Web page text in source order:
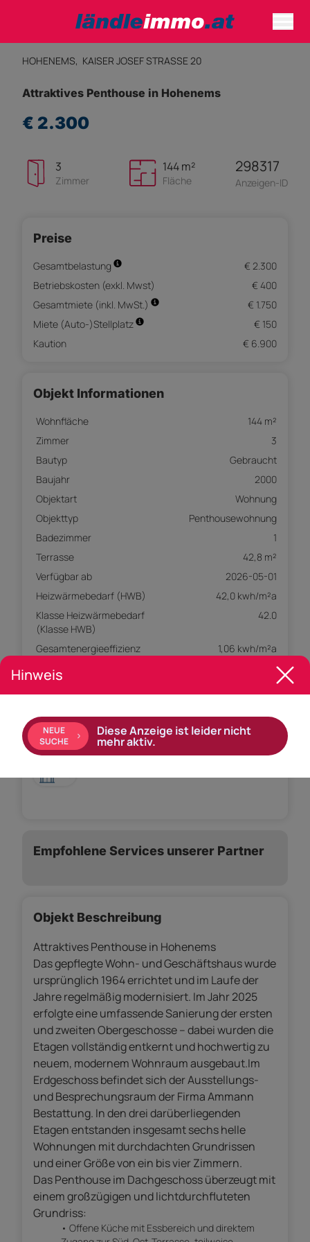
HOHENEMS, KAISER JOSEF STRASSE 20
Attraktives Penthouse in Hohenems
€ 2.300
3
Zimmer
144 m²
Fläche
298317
Anzeigen-ID
Preise
Gesamtbelastung
€ 2.300
Betriebskosten (exkl. Mwst)
€ 400
Gesamtmiete (inkl. MwSt.)
€ 1.750
Miete (Auto-)Stellplatz
€ 150
Kaution
€ 6.900
Objekt Informationen
Wohnfläche
144 m²
Zimmer
3
Bautyp
Gebraucht
Baujahr
2000
Objektart
Wohnung
Objekttyp
Penthousewohnung
Badezimmer
1
Terrasse
42,8 m²
Verfügbar ab
2026-05-01
Heizwärmebedarf (HWB)
42,0 kwh/m²a
Klasse Heizwärmebedarf
(Klasse HWB)
42.0
Gesamtenergieeffizienz
1,06 kwh/m²a
Klasse Gesamtenergieeffizienz
Faktor (Klasse fGEE)
1.06
Externe ID raumgut_raumgut-480
Ausstattung:
Lift
Empfohlene Services unserer Partner
Objekt Beschreibung
Attraktives Penthouse in Hohenems
Das gepflegte Wohn- und Geschäftshaus wurde
ursprünglich 1964 errichtet und im Laufe der
Jahre regelmäßig modernisiert. Im Jahr 2025
erfolgte eine umfassende Sanierung der ersten
und zweiten Obergeschosse – dabei wurden die
Etagen vollständig entkernt und hochwertig zu
neuem, modernem Wohnraum ausgebaut.Im
Erdgeschoss befindet sich der Ausstellungs-
und Besprechungsraum der Firma Ammann
Bestattung. In den drei darüberliegenden
Etagen entstanden insgesamt sechs helle
Wohnungen mit durchdachten Grundrissen
und einer Größe von ein bis vier Zimmern.
Das Penthouse im Dachgeschoss überzeugt mit
einem großzügigen und lichtdurchfluteten
Grundriss:
Offene Küche mit Essbereich und direktem
Hinweis
NEUE
SUCHE
Diese Anzeige ist leider nicht
mehr aktiv.